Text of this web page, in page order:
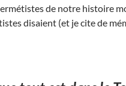
de notre histoire
disaient (et je cite de